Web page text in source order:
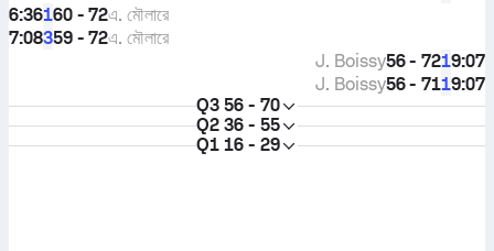
6:36160 - 72এ. মৌলারে
7:08359 - 72এ. মৌলারে
9:07
1
56 - 72
J. Boissy
9:07
1
56 - 71
J. Boissy
Q3 56 - 70
Q2 36 - 55
Q1 16 - 29